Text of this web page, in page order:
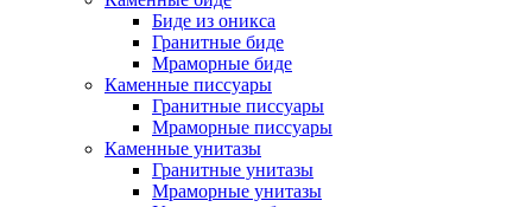
Биде из оникса
Гранитные биде
Мраморные биде
Каменные писсуары
Гранитные писсуары
Мраморные писсуары
Каменные унитазы
Гранитные унитазы
Мраморные унитазы